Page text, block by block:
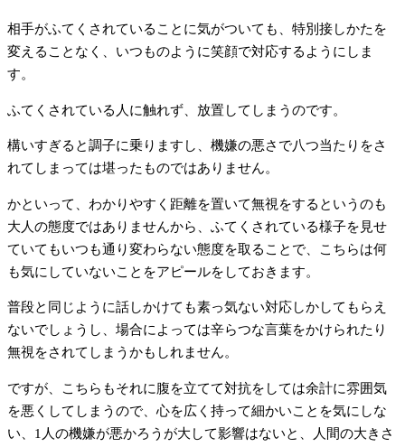
相手がふてくされていることに気がついても、特別接しかたを
変えることなく、いつものように笑顔で対応するようにしま
す。
ふてくされている人に触れず、放置してしまうのです。
構いすぎると調子に乗りますし、機嫌の悪さで八つ当たりをさ
れてしまっては堪ったものではありません。
かといって、わかりやすく距離を置いて無視をするというのも
大人の態度ではありませんから、ふてくされている様子を見せ
ていてもいつも通り変わらない態度を取ることで、こちらは何
も気にしていないことをアピールをしておきます。
普段と同じように話しかけても素っ気ない対応しかしてもらえ
ないでしょうし、場合によっては辛らつな言葉をかけられたり
無視をされてしまうかもしれません。
ですが、こちらもそれに腹を立てて対抗をしては余計に雰囲気
を悪くしてしまうので、心を広く持って細かいことを気にしな
い、1人の機嫌が悪かろうが大して影響はないと、人間の大きさ